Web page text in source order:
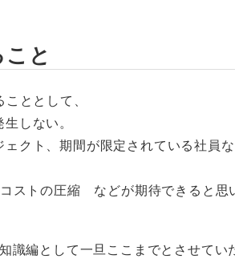
と
ととして、
しない。
クト、期間が限定されている社員
ストの圧縮 などが期待できると思
識編として一旦ここまでとさせてい